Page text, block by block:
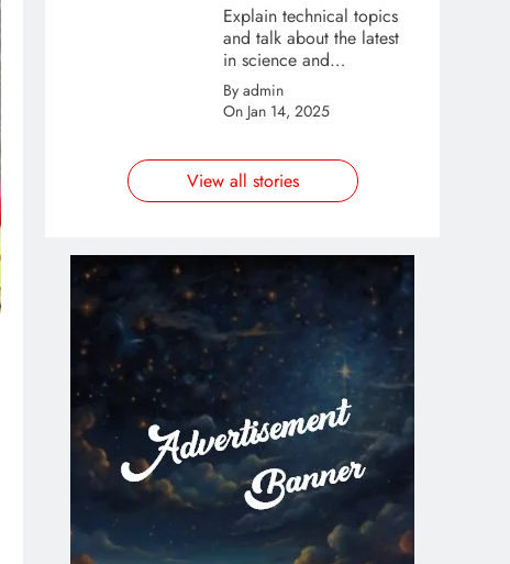
Explain technical topics
and talk about the latest
in science and
technology with this
clean and futuristic
template.
By admin
On Jan 14, 2025
View all stories